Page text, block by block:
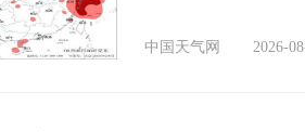
中国天气网 2026-